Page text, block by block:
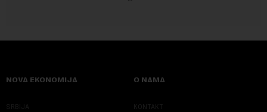
NOVA EKONOMIJA
SRBIJA
O NAMA
KONTAKT